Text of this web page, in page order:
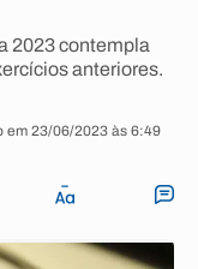
2023 contempla
anteriores.
em 23/06/2023 às 6:49